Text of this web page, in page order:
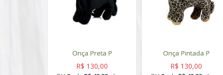
Onça Preta P
R$ 130,00
Onça Pintada P
R$ 130,00